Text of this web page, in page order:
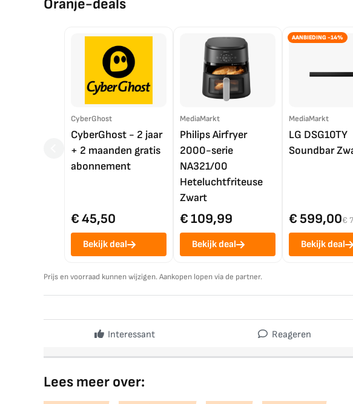
Oranje-deals
CyberGhost
CyberGhost - 2 jaar
+ 2 maanden gratis
abonnement
€ 45,50
Bekijk deal
MediaMarkt
Philips Airfryer
2000-serie
NA321/00
Heteluchtfriteuse
Zwart
€ 109,99
Bekijk deal
AANBIEDING -14%
MediaMarkt
LG DSG10TY
Soundbar
€ 599,00€
Bekijk deal
Prijs en voorraad kunnen wijzigen. Aankopen lopen via de partner.
Interessant Reageren
Lees meer over: